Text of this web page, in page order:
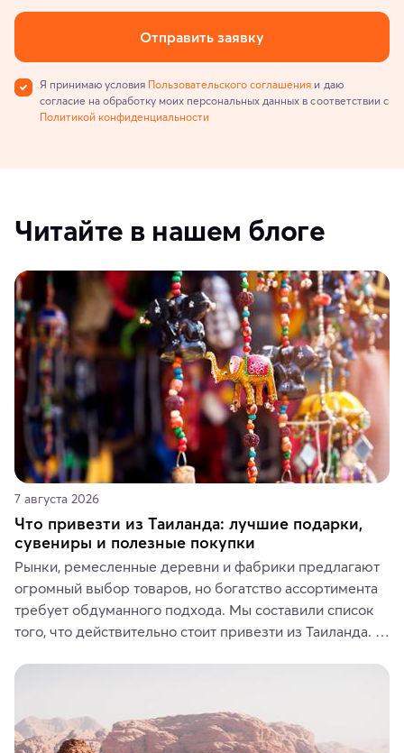
Отправить заявку
Я принимаю условия Пользовательского соглашения и даю
согласие на обработку моих персональных данных в соответствии с
Политикой конфиденциальности
Читайте в нашем блоге
7 августа 2026
Что привезти из Таиланда: лучшие подарки,
сувениры и полезные покупки
Рынки, ремесленные деревни и фабрики предлагают
огромный выбор товаров, но богатство ассортимента
требует обдуманного подхода. Мы составили список
того, что действительно стоит привезти из Таиланда.
средства, одежду, украшения, предметы интерьера
где их купить.